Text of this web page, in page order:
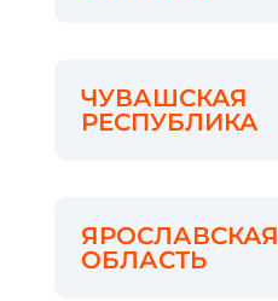
ЧУВАШСКАЯ
РЕСПУБЛИКА
ЯРОСЛАВСКАЯ
ОБЛАСТЬ